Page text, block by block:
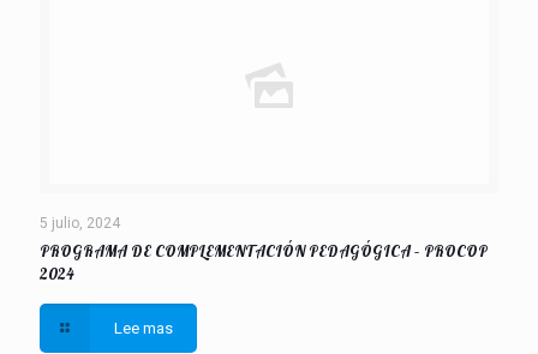
5 julio, 2024
PROGRAMA DE COMPLEMENTACIÓN PEDAGÓGICA – PROCOP
2024
Lee mas